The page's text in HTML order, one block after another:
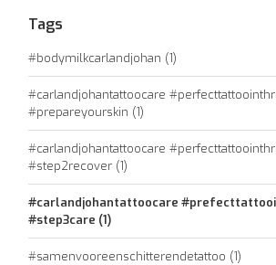
Tags
#bodymilkcarlandjohan (1)
#carlandjohantattoocare
#prepareyourskin (1)
#carlandjohantattoocare
#step2recover (1)
#carlandjohantattoocare
#step3care (1)
#samenvooreenschitterendetattoo (1)